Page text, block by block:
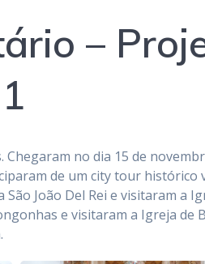
–
no dia 15 de
de um city tour
João Del Rei e visitaram a
e visitaram a Igreja de